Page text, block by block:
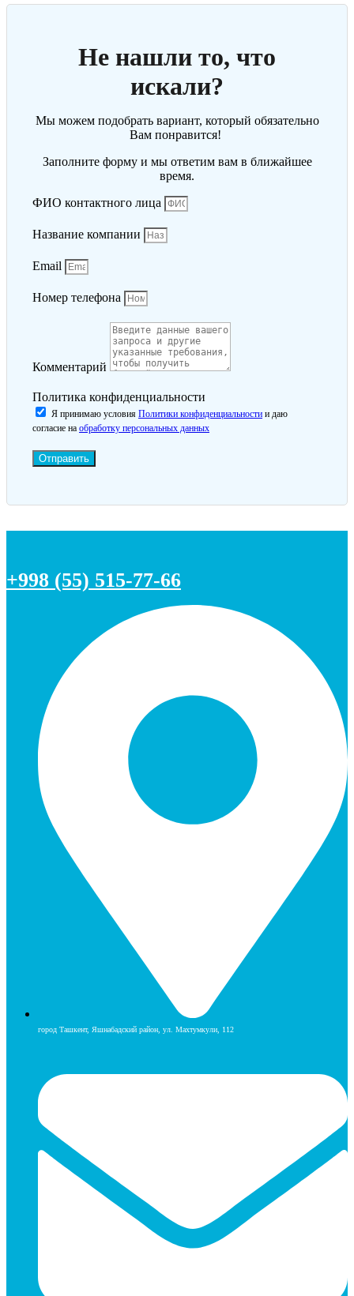
Не нашли то, что
искали?
Мы можем подобрать вариант, который обязательно
Вам понравится!
Заполните форму и мы ответим вам в ближайшее
время.
ФИО контактного лица
Название компании
Email
Номер телефона
Комментарий
Политика конфиденциальности
Я принимаю условия Политики конфиденциальности и даю
согласие на обработку персональных данных
Отправить
+998 (55) 515-77-66
город Ташкент, Яшнабадский район, ул. Махтумкули, 112